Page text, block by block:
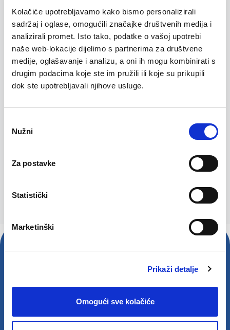
Kolačiće upotrebljavamo kako bismo personalizirali
sadržaj i oglase, omogućili značajke društvenih medija i
analizirali promet. Isto tako, podatke o vašoj upotrebi
naše web-lokacije dijelimo s partnerima za društvene
medije, oglašavanje i analizu, a oni ih mogu kombinirati s
drugim podacima koje ste im pružili ili koje su prikupili
dok ste upotrebljavali njihove usluge.
pristanka
Nužni
Za postavke
Statistički
Marketinški
Prikaži detalje
Omogući sve kolačiće
Pristajem na obradu osobnih podataka u marketinške svrhe,
uključujući primanje informacija o događajima, webinarima, e-
novostima i srodnim komunikacijama, kako je opisano u
Obavijesti o privatnosti. Moji osobni podaci bit će zadržani do
Naša prisutnost u SEE regiji